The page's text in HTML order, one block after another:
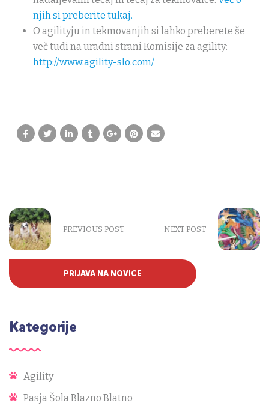
njih si preberite tukaj.
O agilityju in tekmovanjih si lahko preberete še
več tudi na uradni strani Komisije za agility:
http://www.agility-slo.com/
PREVIOUS POST NEXT POST
PRIJAVA NA NOVICE
Kategorije
Agility
Pasja Šola Blazno Blatno